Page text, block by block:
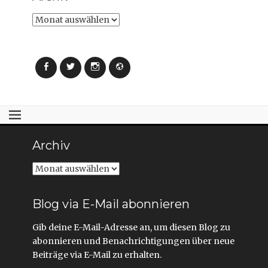
Archiv
FacebookTwitter InstagramWebseite
Archiv
Archiv
Blog via E-Mail abonnieren
Gib deine E-Mail-Adresse an, um diesen Blog zu
abonnieren und Benachrichtigungen über neue
Beiträge via E-Mail zu erhalten.